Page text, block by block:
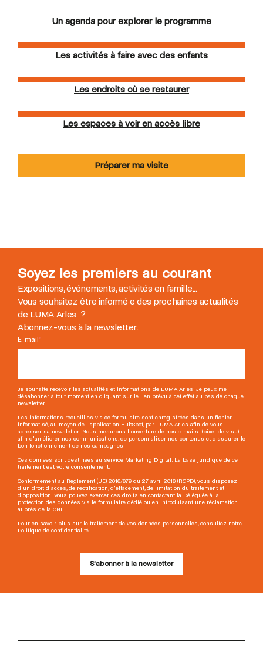
Un agenda pour explorer le programme
Les activités à faire avec des enfants
Les endroits où se restaurer
Les espaces à voir en accès libre
Préparer ma visite
Soyez les premiers au courant
Expositions, événements, activités en famille...
Vous souhaitez être informé·e des prochaines actualités
de LUMA Arles ?
Abonnez-vous à la newsletter.
E-mail *
Je souhaite recevoir les actualités et informations de LUMA Arles. Je peux me
désabonner à tout moment en cliquant sur le lien prévu à cet effet au bas de chaque
newsletter.
Les informations recueillies via ce formulaire sont enregistrées dans un fichier
informatisé, au moyen de l'application HubSpot, par LUMA Arles afin de vous
adresser sa newsletter. Nous mesurons l'ouverture de nos e-mails (pixel de visu)
afin d'améliorer nos communications, de personnaliser nos contenus et d'assurer le
bon fonctionnement de nos campagnes.
Ces données sont destinées au service Marketing Digital. La base juridique de ce
traitement est votre consentement.
Conformément au Règlement (UE) 2016/679 du 27 avril 2016 (RGPD), vous disposez
d'un droit d'accès, de rectification, d'effacement, de limitation du traitement et
d'opposition. Vous pouvez exercer ces droits en contactant la Déléguée à la
protection des données via le formulaire dédié ou en introduisant une réclamation
auprès de la CNIL.
Pour en savoir plus sur le traitement de vos données personnelles, consultez notre
Politique de confidentialité.